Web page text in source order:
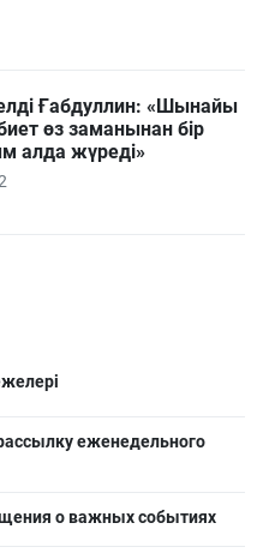
Ғабдуллин: «Шынайы
өз заманынан бір
алда жүреді»
еженедельного
о важных событиях